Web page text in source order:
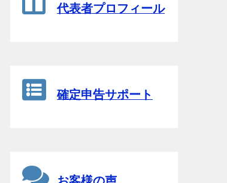
代表者プロフィール
確定申告サポート